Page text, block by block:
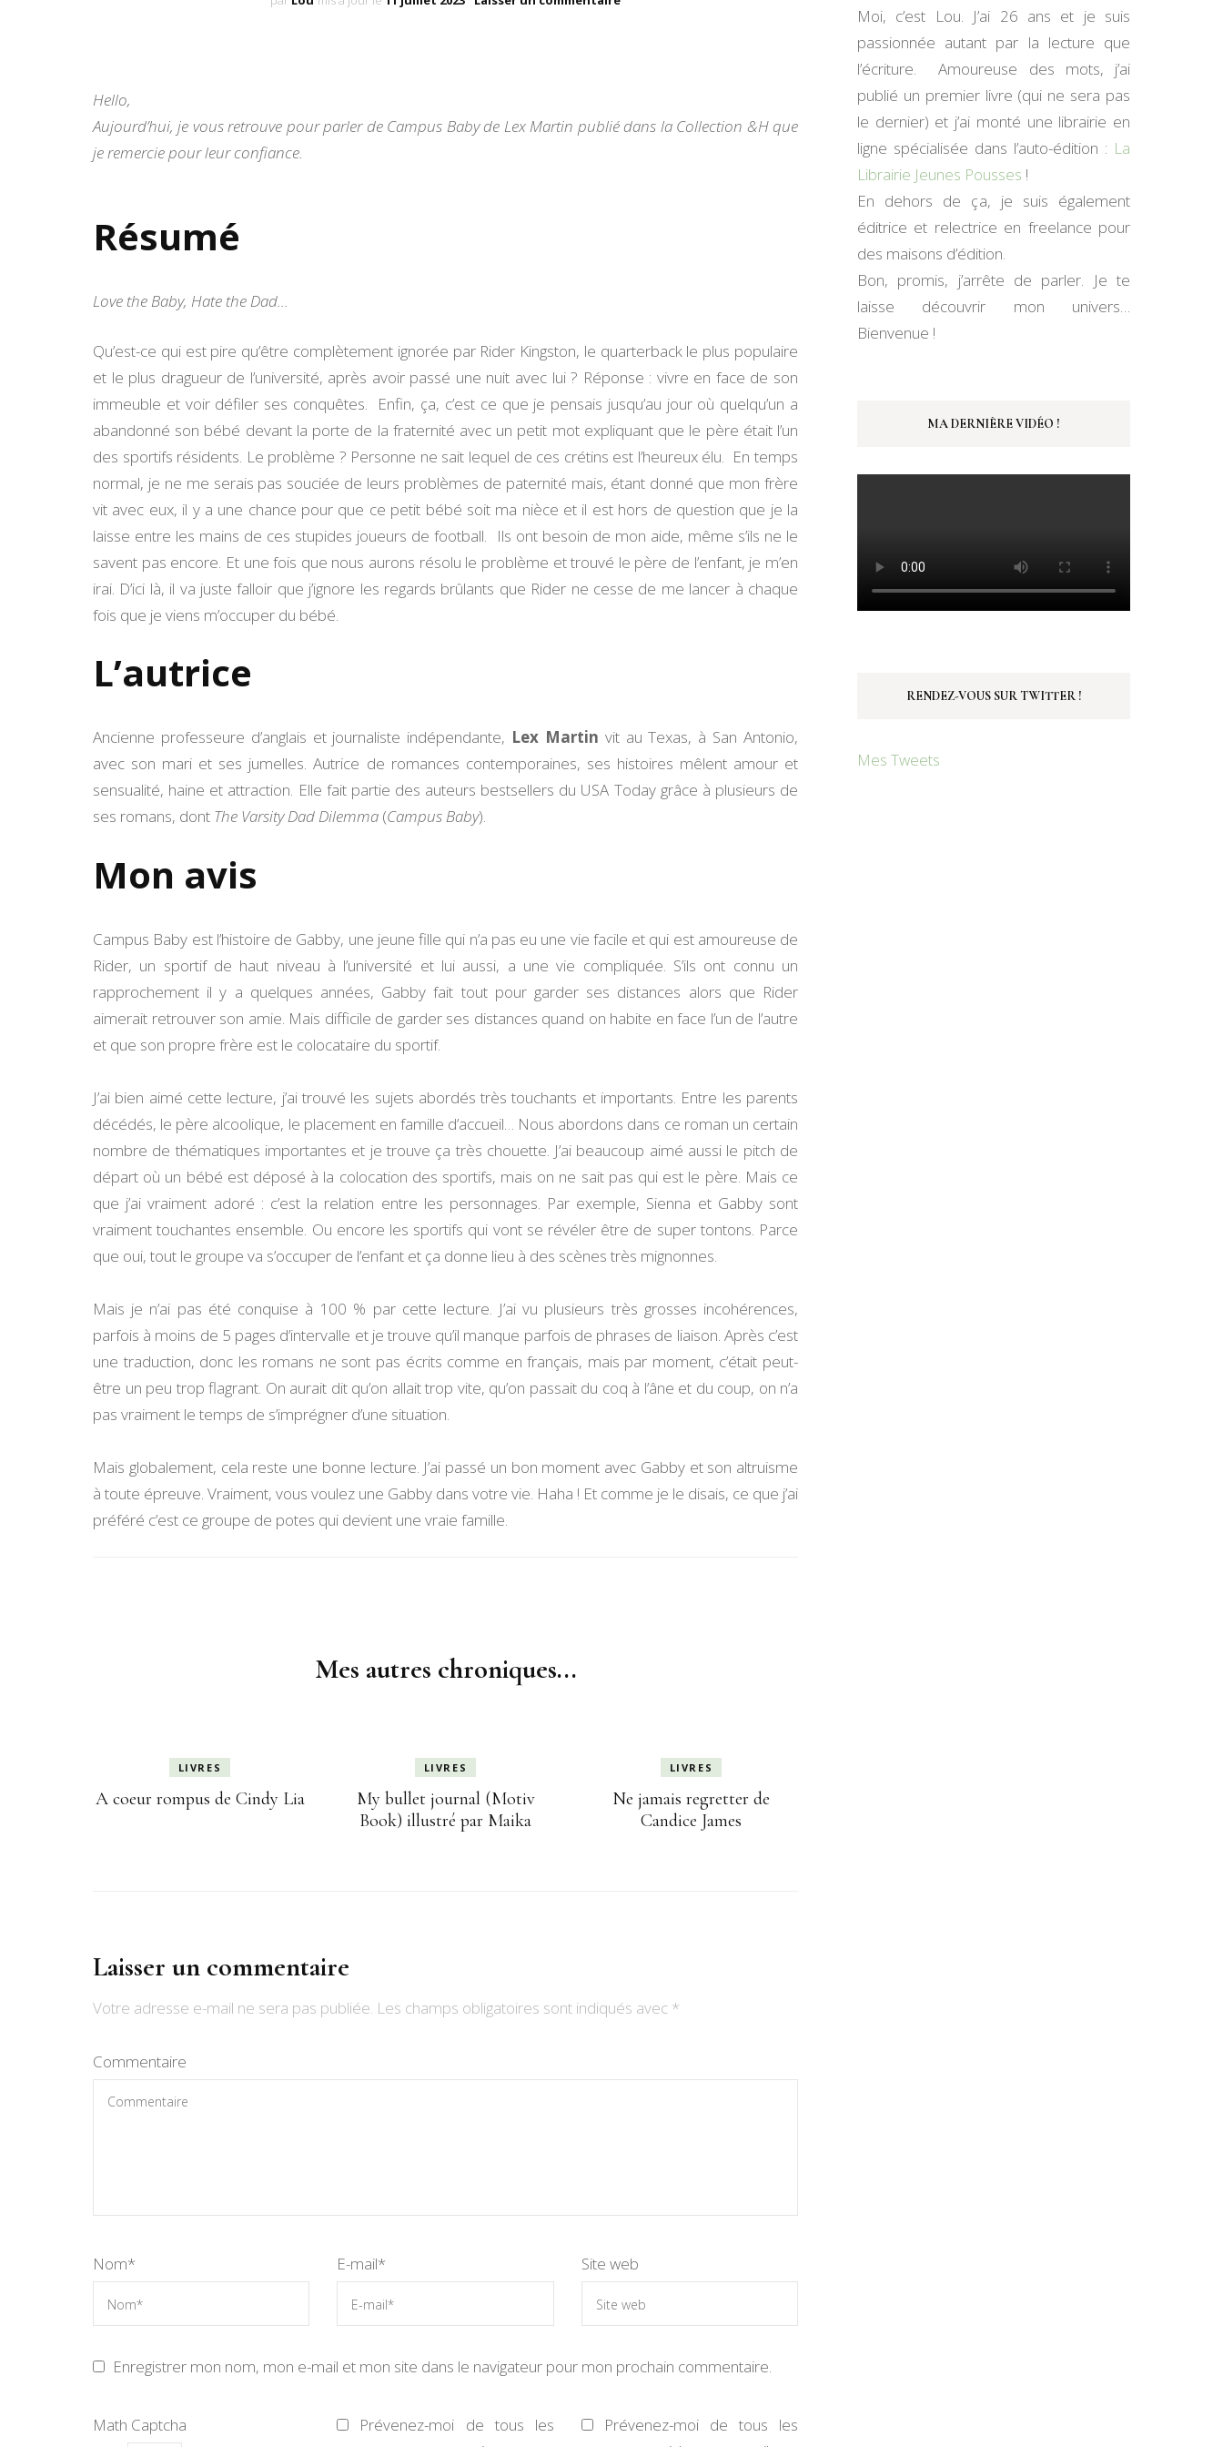
VOYAGES
Hello,
Aujourd’hui, je vous retrouve pour parler de Campus Baby de Lex Martin publié dans la Collection &H que
je remercie pour leur confiance.
Résumé
Love the Baby, Hate the Dad…
Qu’est-ce qui est pire qu’être complètement ignorée par Rider Kingston, le quarterback le plus populaire
et le plus dragueur de l’université, après avoir passé une nuit avec lui ? Réponse : vivre en face de son
immeuble et voir défiler ses conquêtes. Enfin, ça, c’est ce que je pensais jusqu’au jour où quelqu’un a
abandonné son bébé devant la porte de la fraternité avec un petit mot expliquant que le père était l’un
des sportifs résidents. Le problème ? Personne ne sait lequel de ces crétins est l’heureux élu. En temps
normal, je ne me serais pas souciée de leurs problèmes de paternité mais, étant donné que mon frère
vit avec eux, il y a une chance pour que ce petit bébé soit ma nièce et il est hors de question que je la
laisse entre les mains de ces stupides joueurs de football. Ils ont besoin de mon aide, même s’ils ne le
savent pas encore. Et une fois que nous aurons résolu le problème et trouvé le père de l’enfant, je m’en
irai. D’ici là, il va juste falloir que j’ignore les regards brûlants que Rider ne cesse de me lancer à chaque
fois que je viens m’occuper du bébé.
L’autrice
Ancienne professeure d’anglais et journaliste indépendante, Lex Martin vit au Texas, à San Antonio,
avec son mari et ses jumelles. Autrice de romances contemporaines, ses histoires mêlent amour et
sensualité, haine et attraction. Elle fait partie des auteurs bestsellers du USA Today grâce à plusieurs de
ses romans, dont The Varsity Dad Dilemma (Campus Baby).
Mon avis
Campus Baby est l’histoire de Gabby, une jeune fille qui n’a pas eu une vie facile et qui est amoureuse de
Rider, un sportif de haut niveau à l’université et lui aussi, a une vie compliquée. S’ils ont connu un
rapprochement il y a quelques années, Gabby fait tout pour garder ses distances alors que Rider
aimerait retrouver son amie. Mais difficile de garder ses distances quand on habite en face l’un de l’autre
et que son propre frère est le colocataire du sportif.
J’ai bien aimé cette lecture, j’ai trouvé les sujets abordés très touchants et importants. Entre les parents
décédés, le père alcoolique, le placement en famille d’accueil… Nous abordons dans ce roman un certain
nombre de thématiques importantes et je trouve ça très chouette. J’ai beaucoup aimé aussi le pitch de
départ où un bébé est déposé à la colocation des sportifs, mais on ne sait pas qui est le père. Mais ce
que j’ai vraiment adoré : c’est la relation entre les personnages. Par exemple, Sienna et Gabby sont
vraiment touchantes ensemble. Ou encore les sportifs qui vont se révéler être de super tontons. Parce
que oui, tout le groupe va s’occuper de l’enfant et ça donne lieu à des scènes très mignonnes.
Mais je n’ai pas été conquise à 100 % par cette lecture. J’ai vu plusieurs très grosses incohérences,
parfois à moins de 5 pages d’intervalle et je trouve qu’il manque parfois de phrases de liaison. Après c’est
une traduction, donc les romans ne sont pas écrits comme en français, mais par moment, c’était peut-
être un peu trop flagrant. On aurait dit qu’on allait trop vite, qu’on passait du coq à l’âne et du coup, on n’a
pas vraiment le temps de s’imprégner d’une situation.
Mais globalement, cela reste une bonne lecture. J’ai passé un bon moment avec Gabby et son altruisme
à toute épreuve. Vraiment, vous voulez une Gabby dans votre vie. Haha ! Et comme je le disais, ce que j’ai
préféré c’est ce groupe de potes qui devient une vraie famille.
Mes autres chroniques...
LIVRES
A coeur rompus de Cindy Lia
LIVRES
My bullet journal (Motiv
Book) illustré par Maika
LIVRES
Ne jamais regretter de
Candice James
Laisser un commentaire
Votre adresse e-mail ne sera pas publiée. Les champs obligatoires sont indiqués avec *
Commentaire
Nom* E-mail* Site web
Enregistrer mon nom, mon e-mail et mon site dans le navigateur pour mon prochain commentaire.
Math Captcha
Prévenez-moi de tous les
Prévenez-moi de tous les
Moi, c’est Lou. J’ai 26 ans et je suis
passionnée autant par la lecture que
l’écriture. Amoureuse des mots, j’ai
publié un premier livre (qui ne sera pas
le dernier) et j’ai monté une librairie en
ligne spécialisée dans l’auto-édition : La
Librairie Jeunes Pousses !
En dehors de ça, je suis également
éditrice et relectrice en freelance pour
des maisons d’édition.
Bon, promis, j’arrête de parler. Je te
laisse découvrir mon univers…
Bienvenue !
MA DERNIÈRE VIDÉO !
RENDEZ-VOUS SUR TWITTER !
Mes Tweets